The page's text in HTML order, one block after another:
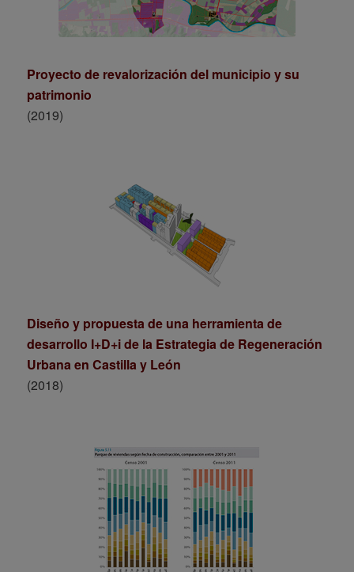
Proyecto de revalorización del municipio y su
patrimonio
(2019)
Diseño y propuesta de una herramienta de
desarrollo I+D+i de la Estrategia de Regeneración
Urbana en Castilla y León
(2018)